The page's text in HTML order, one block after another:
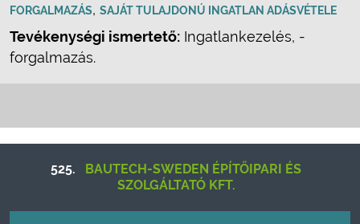
FORGALMAZÁS, SAJÁT TULAJDONÚ INGATLAN ADÁSVÉTELE
Tevékenységi ismertető: Ingatlankezelés, -
forgalmazás.
525.
BAUTECH-SWEDEN ÉPÍTŐIPARI ÉS
SZOLGÁLTATÓ KFT.